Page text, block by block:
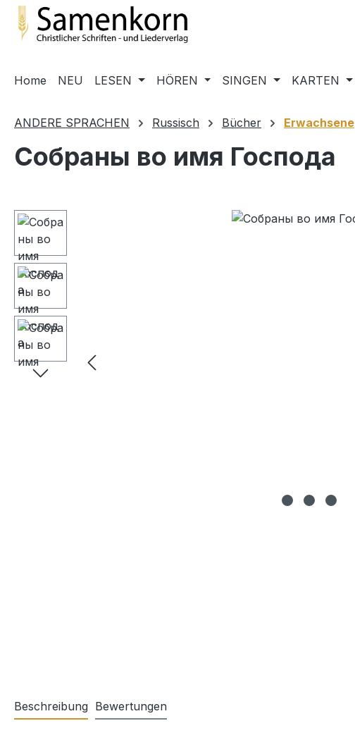
Hauptinhalt springen
Zur Suche springen
Zur Hauptnavigation springen
Home NEU LESEN HÖREN SINGEN KARTEN
ANDERE SPRACHEN Russisch Bücher Erwachsene
Собраны во имя Господа
Bildergalerie überspringen
Beschreibung Bewertungen